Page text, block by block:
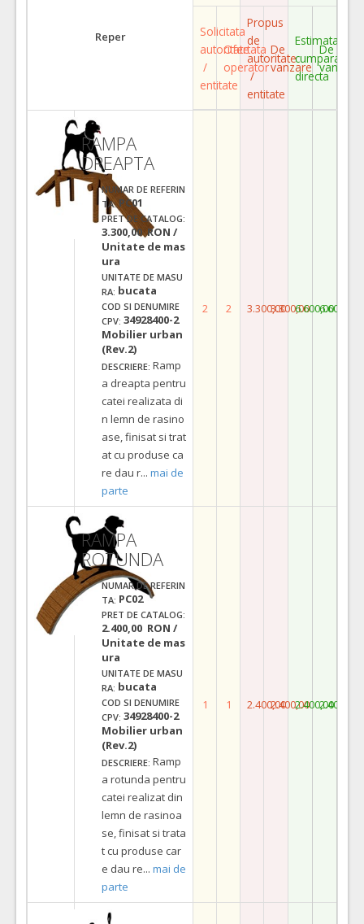
Reper
Solicitata
autoritate
/
entitate
Ofertata
operator
Propus
de
autoritate
/
entitate
De
vanzare
Estimata
cumparare
directa
De
vanzare
RAMPA
DREAPTA
NUMAR DE REFERIN
TA: PC01
PRET DE CATALOG:
3.300,00 RON /
Unitate de mas
ura
UNITATE DE MASU
RA: bucata
COD SI DENUMIRE
CPV: 34928400-2
Mobilier urban
(Rev.2)
DESCRIERE: Ramp
a dreapta pentru
catei realizata di
n lemn de rasino
ase, finisat si trat
at cu produse ca
re dau r... mai de
parte
2 2 3.300,003.300,006.600,006.600,00
RAMPA
ROTUNDA
NUMAR DE REFERIN
TA: PC02
PRET DE CATALOG:
2.400,00 RON /
Unitate de mas
ura
UNITATE DE MASU
RA: bucata
COD SI DENUMIRE
CPV: 34928400-2
Mobilier urban
(Rev.2)
DESCRIERE: Ramp
a rotunda pentru
catei realizat din
lemn de rasinoa
se, finisat si trata
t cu produse car
e dau re... mai de
parte
1 1 2.400,002.400,002.400,002.400,00